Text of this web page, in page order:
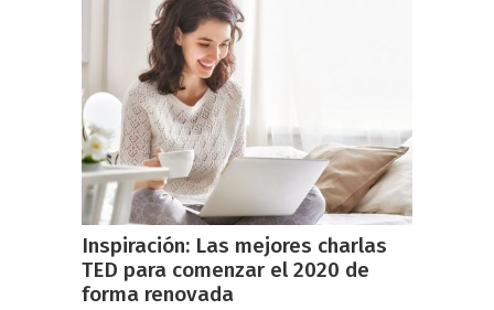
Inspiración: Las mejores charlas
TED para comenzar el 2020 de
forma renovada